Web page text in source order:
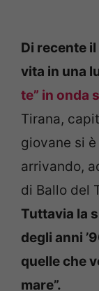
Di recente
vita in una
te” in onda
Tirana,
giovane si
arrivando,
di Ballo del
Tuttavia la
degli anni
quelle che
mare”.